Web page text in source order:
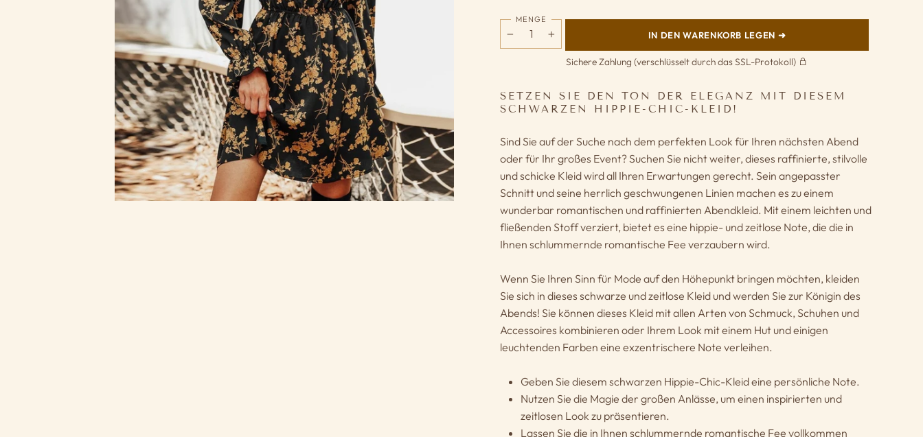
MENGE
IN DEN WARENKORB LEGEN ➜
Sichere Zahlung (verschlüsselt durch das SSL-Protokoll)
SETZEN SIE DEN TON DER ELEGANZ MIT DIESEM
SCHWARZEN HIPPIE-CHIC-KLEID!
Sind Sie auf der Suche nach dem perfekten Look für Ihren nächsten Abend
oder für Ihr großes Event? Suchen Sie nicht weiter, dieses raffinierte, stilvolle
und schicke Kleid wird all Ihren Erwartungen gerecht. Sein angepasster
Schnitt und seine herrlich geschwungenen Linien machen es zu einem
wunderbar romantischen und raffinierten Abendkleid. Mit einem leichten und
fließenden Stoff verziert, bietet es eine hippie- und zeitlose Note, die die in
Ihnen schlummernde romantische Fee verzaubern wird.
Wenn Sie Ihren Sinn für Mode auf den Höhepunkt bringen möchten, kleiden
Sie sich in dieses schwarze und zeitlose Kleid und werden Sie zur Königin des
Abends! Sie können dieses Kleid mit allen Arten von Schmuck, Schuhen und
Accessoires kombinieren oder Ihrem Look mit einem Hut und einigen
leuchtenden Farben eine exzentrischere Note verleihen.
Geben Sie diesem schwarzen Hippie-Chic-Kleid eine persönliche Note.
Nutzen Sie die Magie der großen Anlässe, um einen inspirierten und
zeitlosen Look zu präsentieren.
Lassen Sie die in Ihnen schlummernde romantische Fee vollkommen